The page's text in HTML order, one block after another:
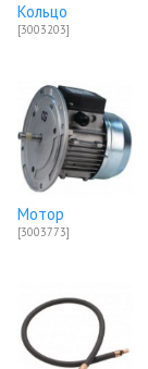
Кольцо
[3003203]
Мотор
[3003773]